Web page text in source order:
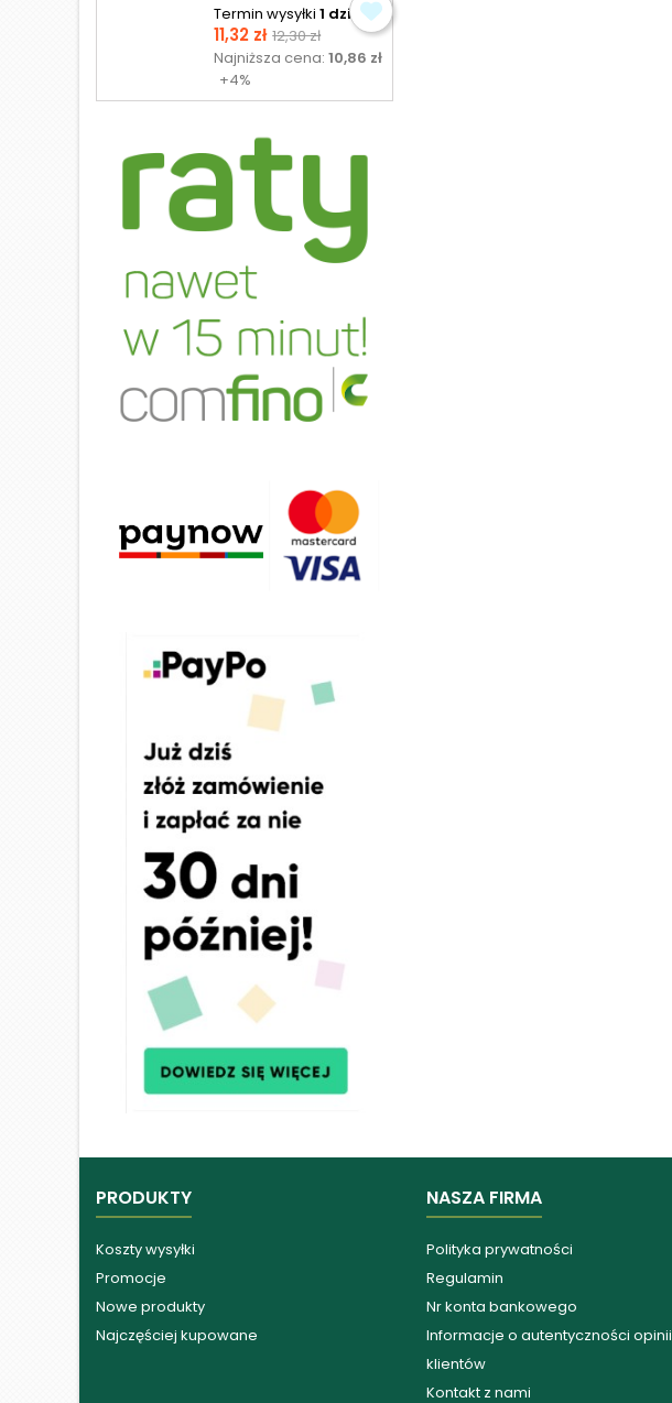
Termin wysyłki 1 dzień
Cena
11,32 zł Cena
podstawowa
12,30 zł
Najniższa cena:10,86 zł
+4%
PRODUKTY
Koszty wysyłki
Promocje
Nowe produkty
Najczęściej kupowane
NASZA FIRMA
Polityka prywatności
Regulamin
Nr konta bankowego
Informacje o autentyczności opinii
klientów
Kontakt z nami